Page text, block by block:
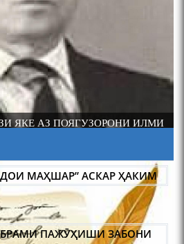
зодрӯзи
Абулқосим
/
ЗАБОНШИНОСИИ ТОҶИК
МАҲШАР” АСКАР ҲАКИМ
ПАЖӮҲИШИ ЗАБОНИ